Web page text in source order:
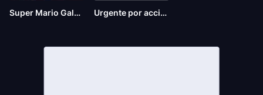
Super Mario Galaxy la película Urgente por accidente